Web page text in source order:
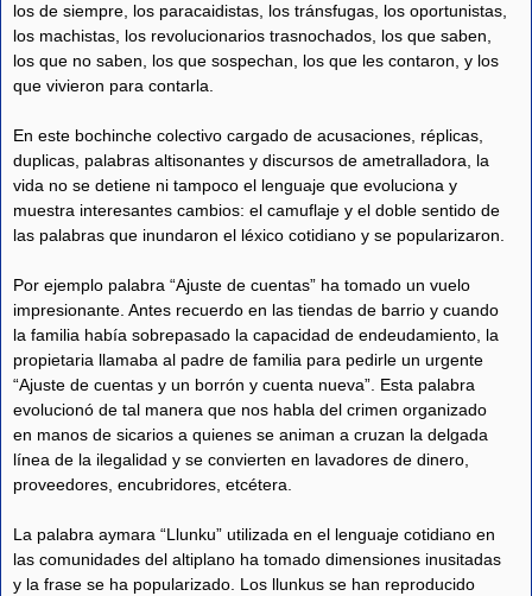
los de siempre, los paracaidistas, los tránsfugas, los oportunistas,
los machistas, los revolucionarios trasnochados, los que saben,
los que no saben, los que sospechan, los que les contaron, y los
que vivieron para contarla.
En este bochinche colectivo cargado de acusaciones, réplicas,
duplicas, palabras altisonantes y discursos de ametralladora, la
vida no se detiene ni tampoco el lenguaje que evoluciona y
muestra interesantes cambios: el camuflaje y el doble sentido de
las palabras que inundaron el léxico cotidiano y se popularizaron.
Por ejemplo palabra “Ajuste de cuentas” ha tomado un vuelo
impresionante. Antes recuerdo en las tiendas de barrio y cuando
la familia había sobrepasado la capacidad de endeudamiento, la
propietaria llamaba al padre de familia para pedirle un urgente
“Ajuste de cuentas y un borrón y cuenta nueva”. Esta palabra
evolucionó de tal manera que nos habla del crimen organizado
en manos de sicarios a quienes se animan a cruzan la delgada
línea de la ilegalidad y se convierten en lavadores de dinero,
proveedores, encubridores, etcétera.
La palabra aymara “Llunku” utilizada en el lenguaje cotidiano en
las comunidades del altiplano ha tomado dimensiones inusitadas
y la frase se ha popularizado. Los llunkus se han reproducido